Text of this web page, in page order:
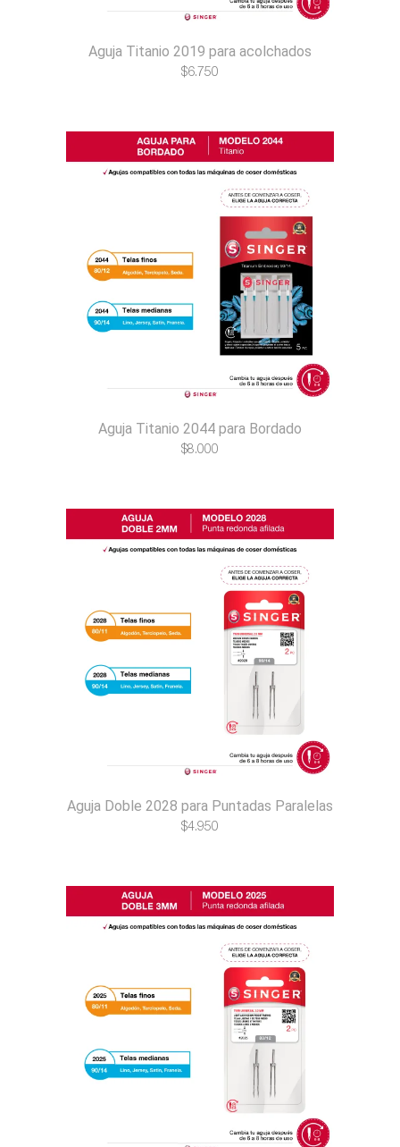
Aguja Titanio 2019 para acolchados
$6.750
Aguja Titanio 2044 para Bordado
$8.000
Aguja Doble 2028 para Puntadas Paralelas
$4.950